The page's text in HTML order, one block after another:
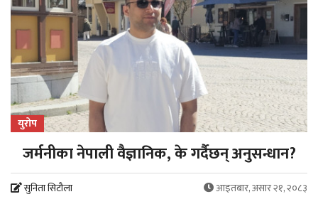
युरोप
जर्मनीका नेपाली वैज्ञानिक, के गर्दैछन् अनुसन्धान?
सुनिता सिटौला आइतबार, असार २१, २०८३